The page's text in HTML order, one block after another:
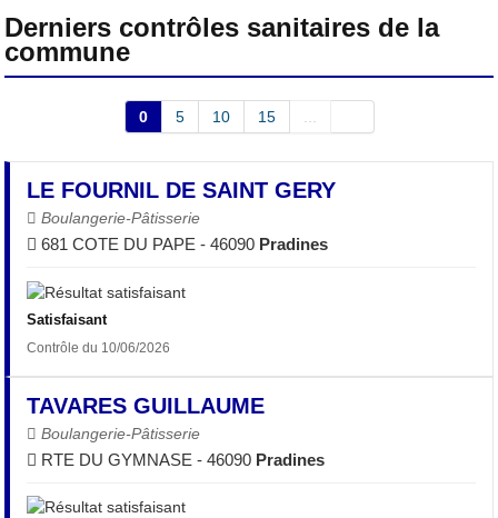
Derniers contrôles sanitaires de la
commune
0 5 10 15 ...
LE FOURNIL DE SAINT GERY
Boulangerie-Pâtisserie
681 COTE DU PAPE - 46090 Pradines
Satisfaisant
Contrôle du 10/06/2026
TAVARES GUILLAUME
Boulangerie-Pâtisserie
RTE DU GYMNASE - 46090 Pradines